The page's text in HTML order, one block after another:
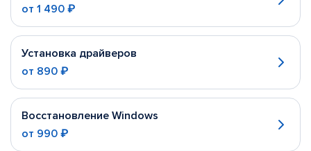
от 1 490 ₽
Установка драйверов
от 890 ₽
Восстановление Windows
от 990 ₽